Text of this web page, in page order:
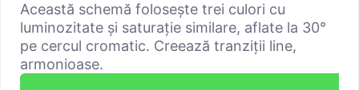
Această schemă folosește trei culori cu
luminozitate și saturație similare, aflate la 30°
pe cercul cromatic. Creează tranziții line,
armonioase.